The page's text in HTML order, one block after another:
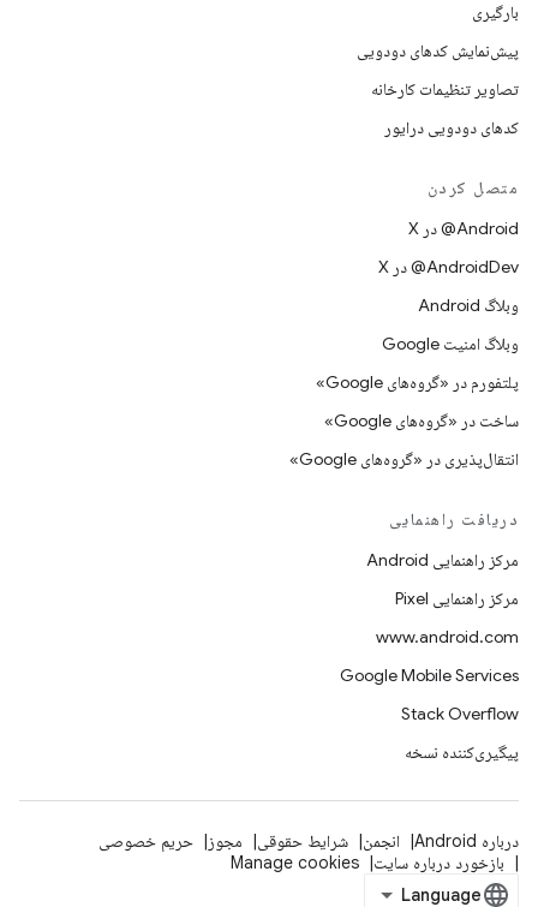
بارگیری
پیش‌نمایش کدهای دودویی
تصاویر تنظیمات کارخانه
کدهای دودویی درایور
متصل کردن
‫‎@Android در X
‫‎@AndroidDev در X
وبلاگ Android
وبلاگ امنیت Google
پلتفورم در «گروه‌های Google»
ساخت در «گروه‌های Google»
انتقال‌پذیری در «گروه‌های Google»
دریافت راهنمایی
مرکز راهنمایی Android
مرکز راهنمایی Pixel
www.android.com
Google Mobile Services
Stack Overflow
پیگیری‌کننده نسخه
درباره Android انجمن شرایط حقوقی مجوز
حریم خصوصی
بازخورد درباره سایت
Manage cookies